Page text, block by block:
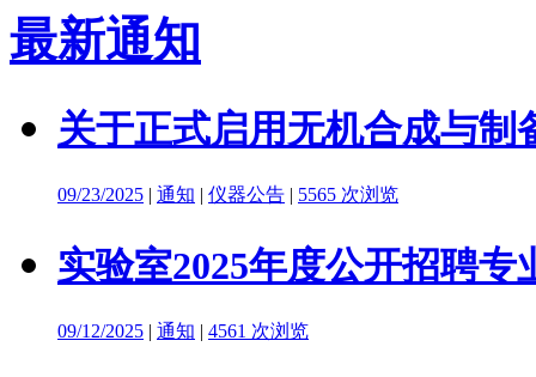
最新通知
关于正式启用无机合成与制
09/23/2025 通知 仪器公告 5565 次浏览
实验室2025年度公开招聘
09/12/2025 | 通知 | 4561 次浏览